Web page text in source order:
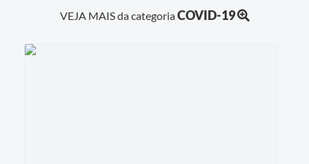
VEJA MAIS da categoriaCOVID-19